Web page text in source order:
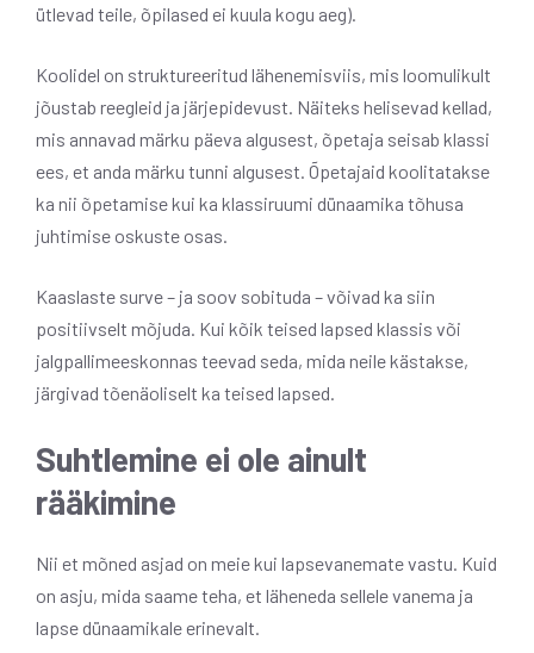
ütlevad teile, õpilased ei kuula kogu aeg).
Koolidel on struktureeritud lähenemisviis, mis loomulikult
jõustab reegleid ja järjepidevust. Näiteks helisevad kellad,
mis annavad märku päeva algusest, õpetaja seisab klassi
ees, et anda märku tunni algusest. Õpetajaid koolitatakse
ka nii õpetamise kui ka klassiruumi dünaamika tõhusa
juhtimise oskuste osas.
Kaaslaste surve – ja soov sobituda – võivad ka siin
positiivselt mõjuda. Kui kõik teised lapsed klassis või
jalgpallimeeskonnas teevad seda, mida neile kästakse,
järgivad tõenäoliselt ka teised lapsed.
Suhtlemine ei ole ainult
rääkimine
Nii et mõned asjad on meie kui lapsevanemate vastu. Kuid
on asju, mida saame teha, et läheneda sellele vanema ja
lapse dünaamikale erinevalt.